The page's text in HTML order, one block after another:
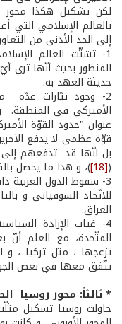
لكن تشكيل هكذا محور
بالعالم الإسلامي التي
إلى الحد الأدنى من
1­- تشتّت العالم
المنظور بحيث أنّها ترى
حديثة العهد به.
2­- وجود تيّارات عدّة
الأميركي في المنطقة.
عنوان "حدود القوّة
قوّة عظمى لا يدفع
بل انّها قد تدفعهم
(
[18] )، و هذا ما يحصل
3­- سقوط الدول العربية
للاتّحاد السوفياتي و
العراق.
4­- غياب الإرادة
المتّحدة، مع العلم أنّ
تزعجها ، مثل تركيا ، و
يتّفق معها في بعض
* ثالثاً: محور روسيا
حاولت روسيا تشكيل